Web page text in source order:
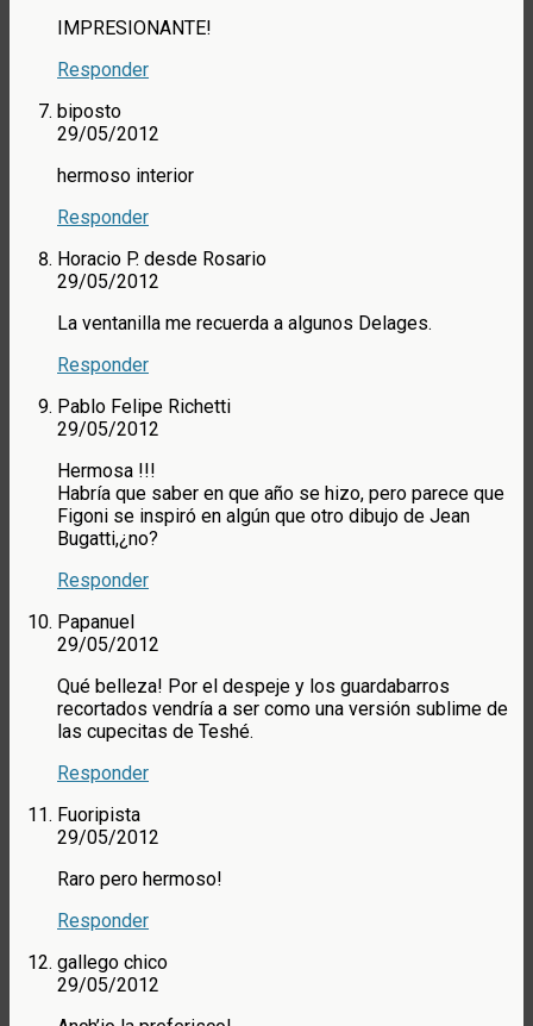
IMPRESIONANTE!
Responder
biposto
29/05/2012
hermoso interior
Responder
Horacio P. desde Rosario
29/05/2012
La ventanilla me recuerda a algunos Delages.
Responder
Pablo Felipe Richetti
29/05/2012
Hermosa !!!
Habría que saber en que año se hizo, pero parece que
Figoni se inspiró en algún que otro dibujo de Jean
Bugatti,¿no?
Responder
Papanuel
29/05/2012
Qué belleza! Por el despeje y los guardabarros
recortados vendría a ser como una versión sublime de
las cupecitas de Teshé.
Responder
Fuoripista
29/05/2012
Raro pero hermoso!
Responder
gallego chico
29/05/2012